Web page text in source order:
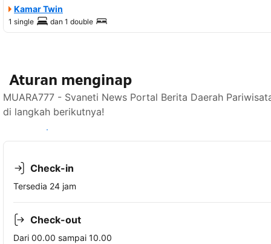
Kamar Twin
1 single dan 1 double
Aturan menginap
MUARA777 - Svaneti News Portal Berita Daerah
di langkah berikutnya!
Lihat ketersediaan
Check-in
Tersedia 24 jam
Check-out
Dari 00.00 sampai 10.00